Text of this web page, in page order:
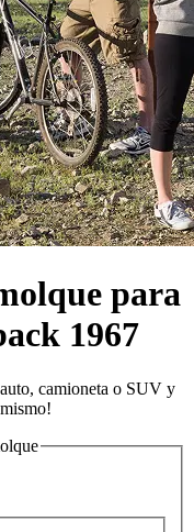
para
1967
camioneta o SUV y